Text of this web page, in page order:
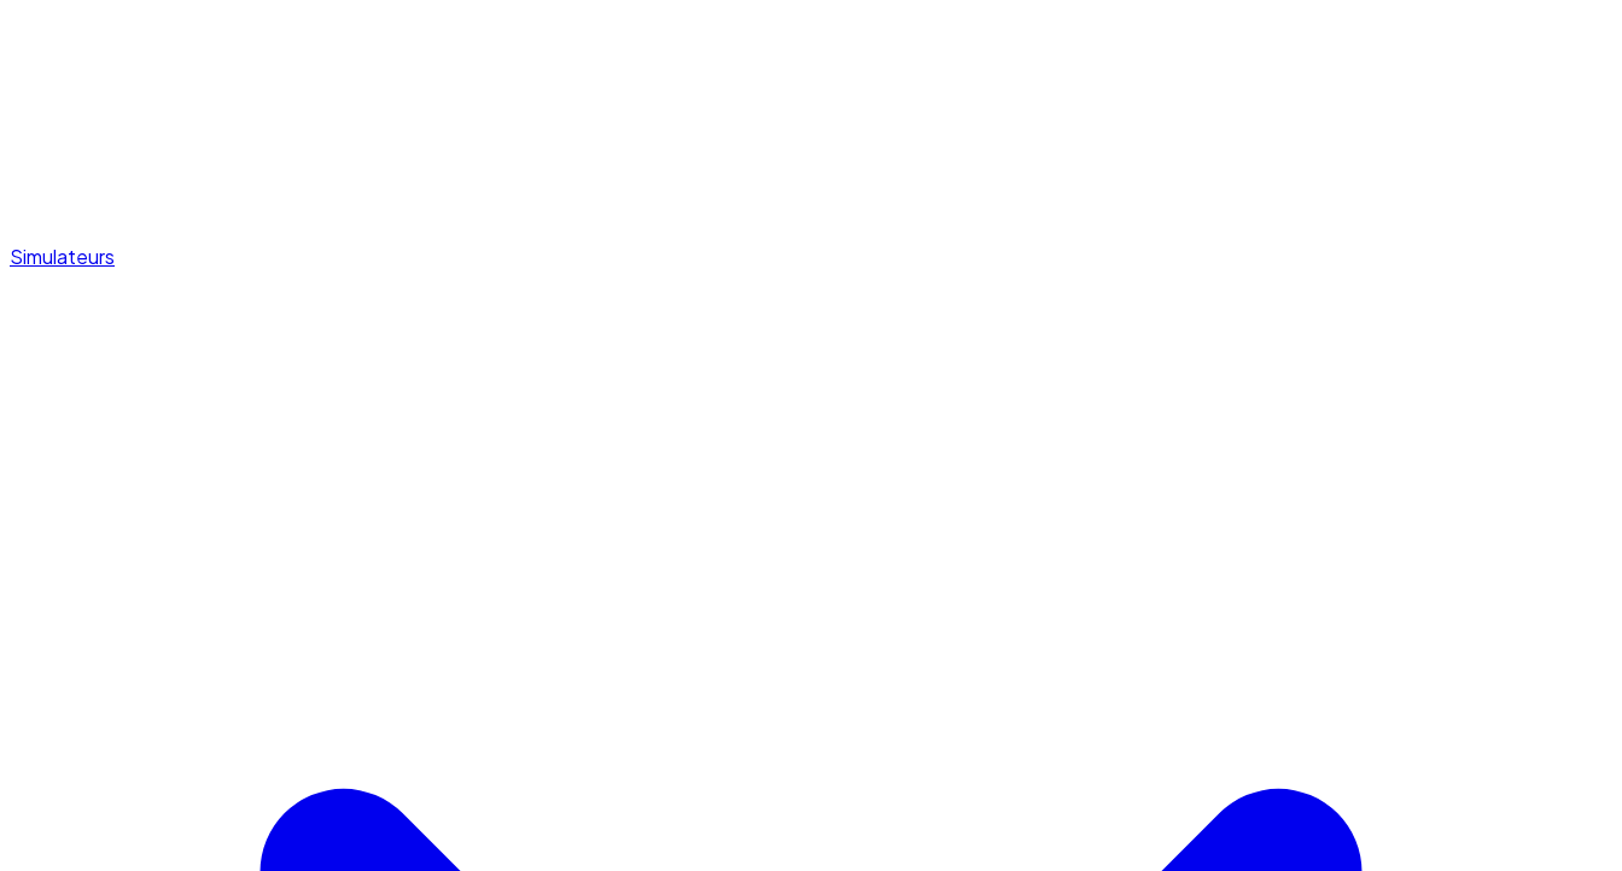
Simulateurs